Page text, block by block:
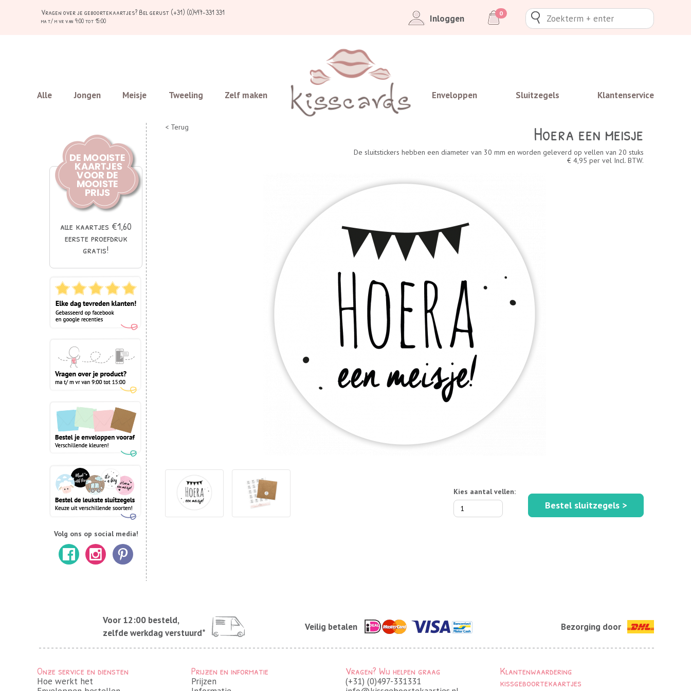
Vragen over je geboortekaartjes? Bel gerust (+31) (0)497-331 331
ma t/ m vr van 9:00 tot 15:00 Inloggen 0
Alle Jongen Meisje Tweeling Zelf maken Enveloppen Sluitzegels Klantenservice
alle kaartjes €1,60
eerste proefdruk
gratis!
Volg ons op social media!
< Terug Hoera een meisje
De sluitstickers hebben een diameter van 30 mm en worden geleverd op vellen van 20 stuks
€ 4,95 per vel Incl. BTW.
Kies aantal vellen:
Bestel sluitzegels >
Voor 12:00 besteld,
zelfde werkdag verstuurd*
Veilig betalen Bezorging door
Onze service en diensten
Hoe werkt het
Prijzen en informatie
Prijzen
Vragen? Wij helpen graag
(+31) (0)497-331331
Klantenwaardering
kissgeboortekaartjes